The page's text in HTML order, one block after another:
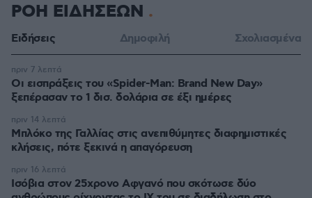
ΡΟΗ ΕΙΔΗΣΕΩΝ
Ειδήσεις Δημοφιλή Σχολιασμένα
Οι εισπράξεις του «Spider-Man: Brand New Day»
ξεπέρασαν το 1 δισ. δολάρια σε έξι ημέρες
πριν 7 λεπτά
Μπλόκο της Γαλλίας στις ανεπιθύμητες διαφημιστικές
κλήσεις, πότε ξεκινά η απαγόρευση
πριν 14 λεπτά
Ισόβια στον 25χρονο Αφγανό που σκότωσε δύο
πριν 16 λεπτά